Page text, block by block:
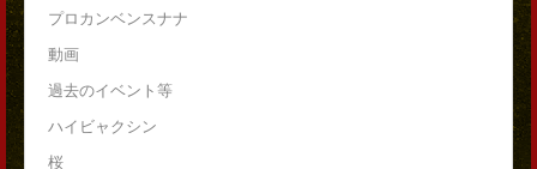
プロカンベンスナナ
動画
過去のイベント等
ハイビャクシン
桜